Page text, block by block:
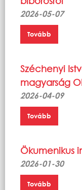
2026-05-07
Tovább
Széchenyi
magyarság
2026-04-09
Tovább
Ökumenikus
2026-01-30
Tovább